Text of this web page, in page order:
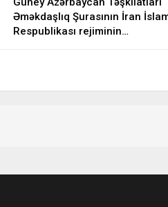
Əməkdaşlıq Şurasının İran
Respublikası rejiminin…